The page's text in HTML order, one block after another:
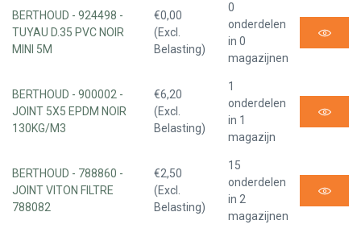
BERTHOUD - 924498 -
TUYAU D.35 PVC NOIR
MINI 5M
€0,00
(Excl.
Belasting)
0
onderdelen
in 0
magazijnen
BERTHOUD - 900002 -
JOINT 5X5 EPDM NOIR
130KG/M3
€6,20
(Excl.
Belasting)
1
onderdelen
in 1
magazijn
BERTHOUD - 788860 -
JOINT VITON FILTRE
788082
€2,50
(Excl.
Belasting)
15
onderdelen
in 2
magazijnen